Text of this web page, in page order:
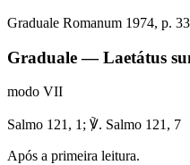
Graduale Romanum 1974, p.
Graduale — Laetátus
modo VII
Salmo 121, 1; ℣. Salmo 121, 7
Após a primeira leitura.